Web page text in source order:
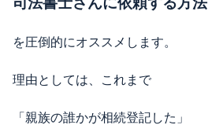
を圧倒的にオススメします。
理由としては、これまで
「親族の誰かが相続登記した」